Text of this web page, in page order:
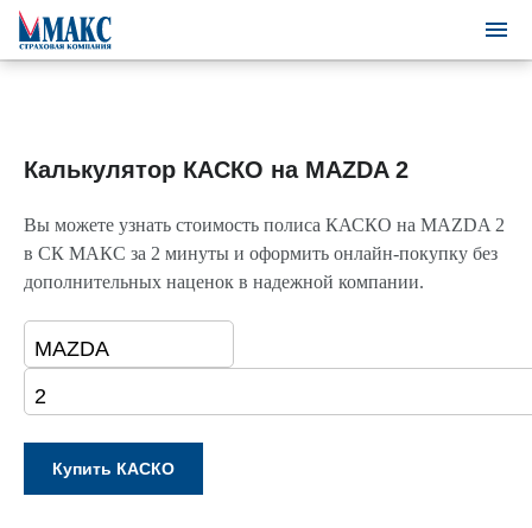
Калькулятор КАСКО на MAZDA 2
Вы можете узнать стоимость полиса КАСКО на MAZDA 2
в СК МАКС за 2 минуты и оформить онлайн-покупку без
дополнительных наценок в надежной компании.